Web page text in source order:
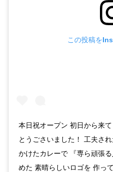
この投稿を
本日祝オープン 初日から来
とうごさいました！ 工夫さ
かけたカレーで 『専ら頑張
めた 素晴らしいロゴを 作っ